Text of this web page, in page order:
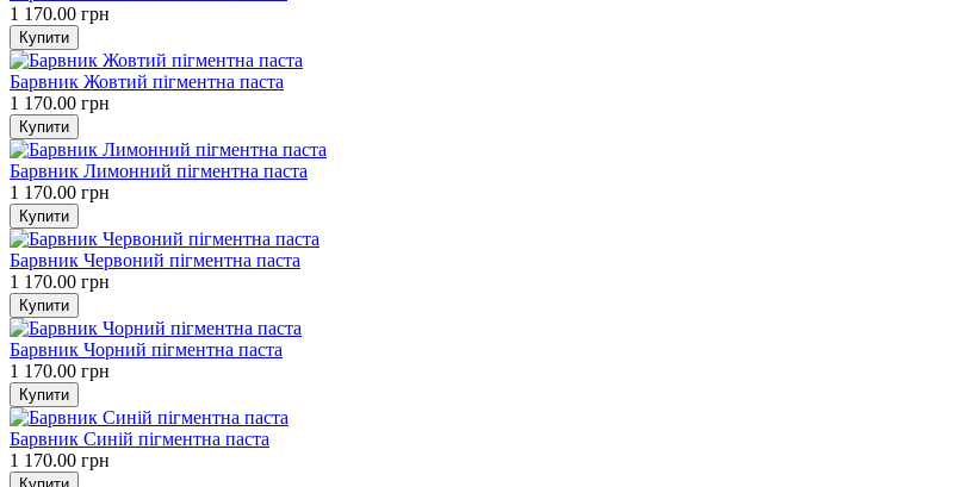
1 170.00 грн
Барвник Жовтий пігментна паста
1 170.00 грн
Барвник Лимонний пігментна паста
1 170.00 грн
Барвник Червоний пігментна паста
1 170.00 грн
Барвник Чорний пігментна паста
1 170.00 грн
Барвник Синій пігментна паста
1 170.00 грн